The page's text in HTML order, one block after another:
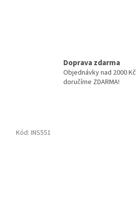
Doprava zdarma
Objednávky nad 2000 Kč
doručíme ZDARMA!
Kód:INS551